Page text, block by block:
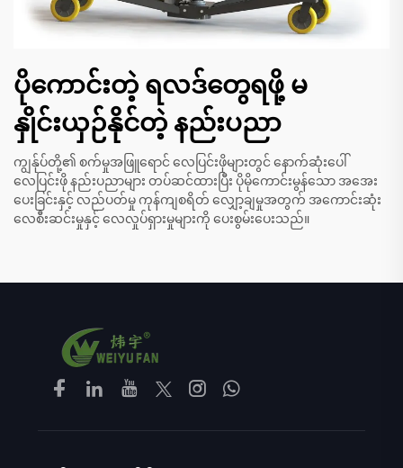
ပိုကောင်းတဲ့ ရလဒ်တွေရဖို့ မ
နှိုင်းယှဉ်နိုင်တဲ့ နည်းပညာ
ကျွန်ုပ်တို့၏ စက်မှုအဖြူရောင် လေပြင်းဖိုများတွင် နောက်ဆုံးပေါ်
လေပြင်းဖို နည်းပညာများ တပ်ဆင်ထားပြီး ပိုမိုကောင်းမွန်သော အအေး
ပေးခြင်းနှင့် လည်ပတ်မှု ကုန်ကျစရိတ် လျှော့ချမှုအတွက် အကောင်းဆုံး
လေစီးဆင်းမှုနှင့် လေလှုပ်ရှားမှုများကို ပေးစွမ်းပေးသည်။